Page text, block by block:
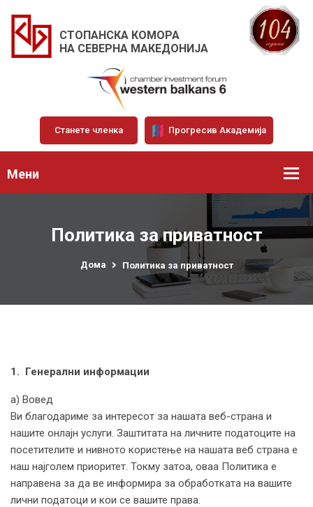
СТОПАНСКА КОМОРА
НА СЕВЕРНА МАКЕДОНИЈА
Станете членка Прогресив Академија
Мени
Политика за приватност
Дома Политика за приватност
1. Генерални информации
а) Вовед
Ви благодариме за интересот за нашата веб-страна и
нашите онлајн услуги. Заштитата на личните податоците на
посетителите и нивното користење на нашата веб страна е
наш најголем приоритет. Токму затоа, оваа Политика е
направена за да ве информира за обработката на вашите
лични податоци и кои се вашите права.